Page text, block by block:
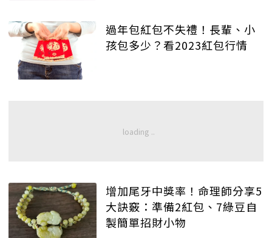
過年包紅包不失禮！長輩、小
孩包多少？看2023紅包行情
增加尾牙中獎率！命理師分享5
大訣竅：準備2紅包、7綠豆自
製簡單招財小物